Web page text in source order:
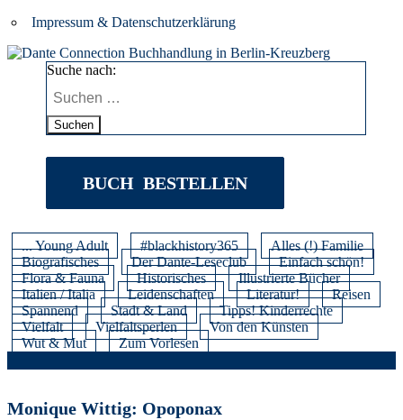
Impressum & Datenschutzerklärung
Suche nach:
Suchen
BUCH BESTELLEN
... Young Adult #blackhistory365
Alles (!) Familie
Biografisches
Der Dante-Leseclub
Einfach schön!
Flora & Fauna
Historisches
Illustrierte Bücher
Italien / Italia
Leidenschaften Literatur!
Reisen
Spannend
Stadt & Land
Tipps! Kinderrechte
Vielfalt
Vielfaltsperlen
Von den Künsten
Wut & Mut
Zum Vorlesen
Monique Wittig: Opoponax